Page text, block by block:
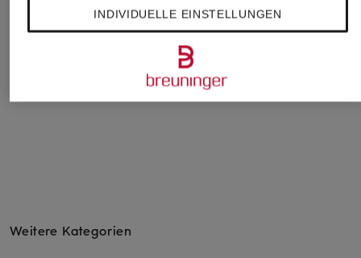
Weitere Kategorien
INDIVIDUELLE EINSTELLUNGEN